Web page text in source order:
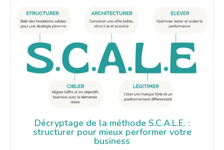
Décryptage de la méthode S.C.A.L.E. :
structurer pour mieux performer votre
business